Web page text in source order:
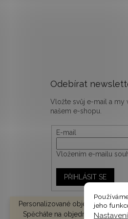
jeho
Nastavení
Personalizované objednávky
Spěcháte na objednávku? V
Odebírat
Vložte svůj e-mail a my
našem e-shopu.
E-mail
Vložením e-mailu
PŘIHLÁSIT SE
Copyright 2026